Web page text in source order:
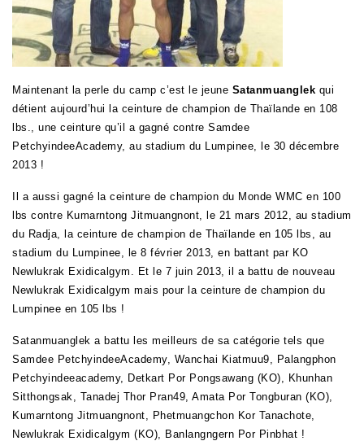
Maintenant la perle du camp c’est le jeune Satanmuanglek qui
détient aujourd’hui la ceinture de champion de Thaïlande en 108
lbs., une ceinture qu’il a gagné contre Samdee
PetchyindeeAcademy, au stadium du Lumpinee, le 30 décembre
2013 !
Il a aussi gagné la ceinture de champion du Monde WMC en 100
lbs contre Kumarntong Jitmuangnont, le 21 mars 2012, au stadium
du Radja, la ceinture de champion de Thaïlande en 105 lbs, au
stadium du Lumpinee, le 8 février 2013, en battant par KO
Newlukrak Exidicalgym. Et le 7 juin 2013, il a battu de nouveau
Newlukrak Exidicalgym mais pour la ceinture de champion du
Lumpinee en 105 lbs !
Satanmuanglek a battu les meilleurs de sa catégorie tels que
Samdee PetchyindeeAcademy, Wanchai Kiatmuu9, Palangphon
Petchyindeeacademy, Detkart Por Pongsawang (KO), Khunhan
Sitthongsak, Tanadej Thor Pran49, Amata Por Tongburan (KO),
Kumarntong Jitmuangnont, Phetmuangchon Kor Tanachote,
Newlukrak Exidicalgym (KO), Banlangngern Por Pinbhat !